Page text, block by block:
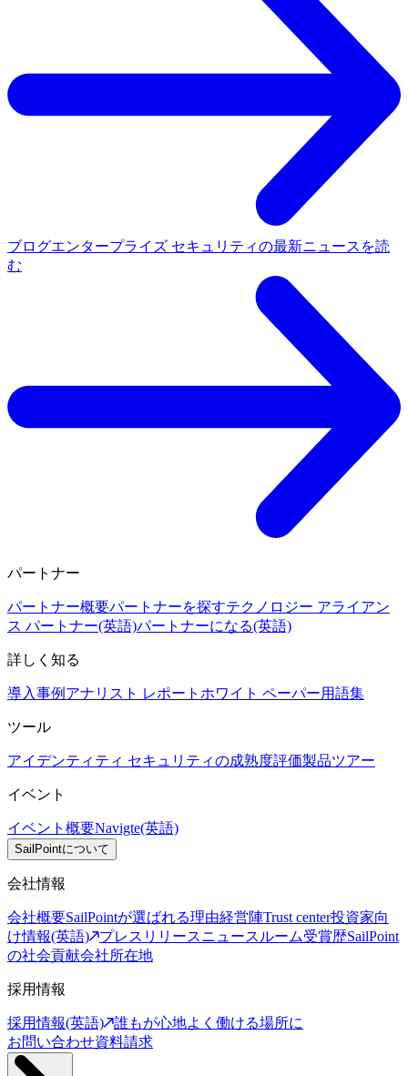
ブログエンタープライズ セキュリティの最新ニュースを読
む
パートナー
パートナー概要パートナーを探すテクノロジー アライアン
ス パートナー(英語)パートナーになる(英語)
詳しく知る
導入事例 アナリスト レポート ホワイト ペーパー用語集
ツール
アイデンティティ セキュリティの成熟度評価製品ツアー
イベント
イベント概要Navigte(英語)
SailPointについて
会社情報
会社概要SailPointが選ばれる理由経営陣Trust center投資家向
け情報(英語)
プレスリリースニュースルーム受賞歴SailPoint
の社会貢献会社所在地
採用情報
採用情報(英語)
誰もが心地よく働ける場所に
お問い合わせ資料請求